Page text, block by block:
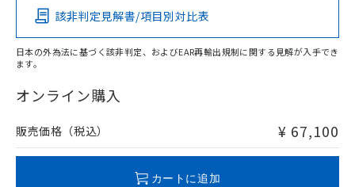
O
在庫等で未対応品が混在する可能性があります。
問い合わせください。
該非判定見解書/項目別対比表
日本の外為法に基づく該非判定、およびEAR再輸出規制に関する見解が入手でき
ます。
オンライン購入
販売価格（税込） ¥ 67,100
カートに追加